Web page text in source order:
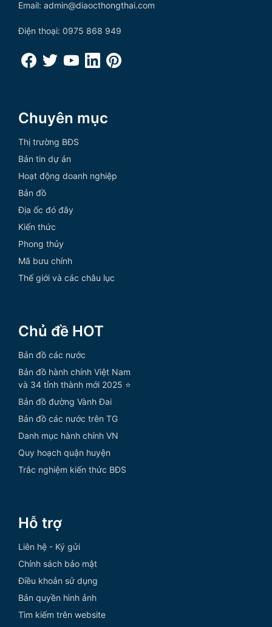
Email: admin@diaocthongthai.com
Điện thoại: 0975 868 949
Chuyên mục
Thị trường BĐS
Bản tin dự án
Hoạt động doanh nghiệp
Bản đồ
Địa ốc đó đây
Kiến thức
Phong thủy
Mã bưu chính
Thế giới và các châu lục
Chủ đề HOT
Bản đồ các nước
Bản đồ hành chính Việt Nam
và 34 tỉnh thành mới 2025 ⭐
Bản đồ đường Vành Đai
Bản đồ các nước trên TG
Danh mục hành chính VN
Quy hoạch quận huyện
Trắc nghiệm kiến thức BĐS
Hỗ trợ
Liên hệ - Ký gửi
Chính sách bảo mật
Điều khoản sử dụng
Bản quyền hình ảnh
Tìm kiếm trên website